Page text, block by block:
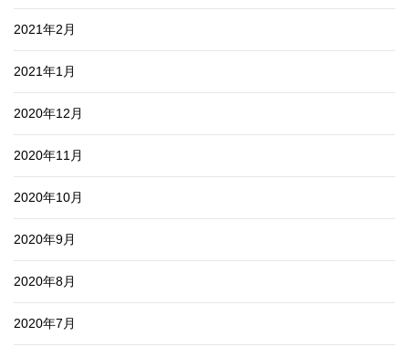
2021年2月
2021年1月
2020年12月
2020年11月
2020年10月
2020年9月
2020年8月
2020年7月